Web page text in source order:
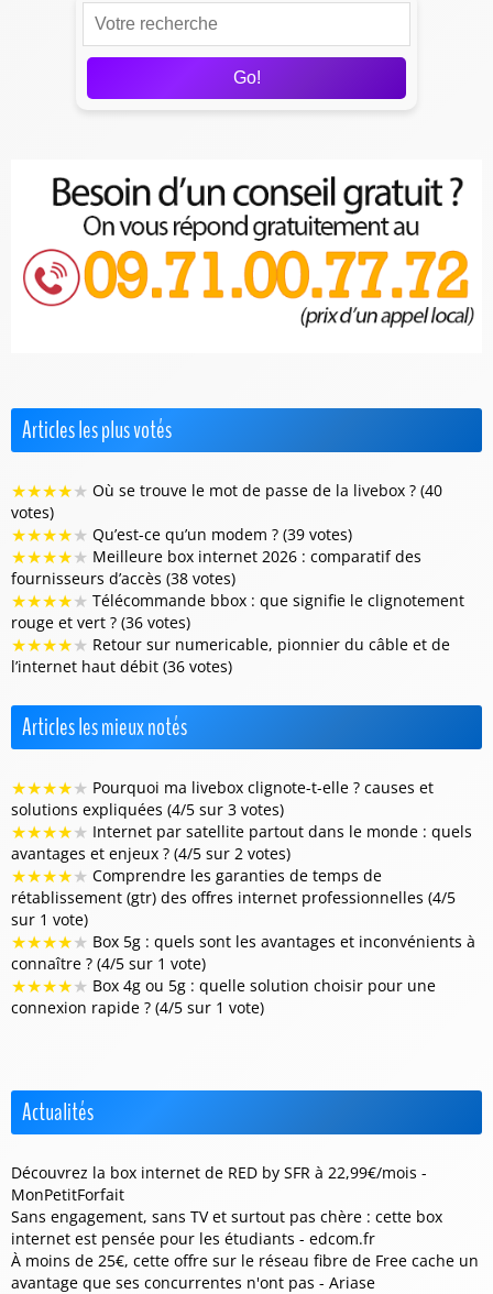
Go!
Articles les plus votés
★★★★★ Où se trouve le mot de passe de la livebox ? (40
votes)
★★★★★ Qu’est-ce qu’un modem ? (39 votes)
★★★★★ Meilleure box internet 2026 : comparatif des
fournisseurs d’accès (38 votes)
★★★★★ Télécommande bbox : que signifie le clignotement
rouge et vert ? (36 votes)
★★★★★ Retour sur numericable, pionnier du câble et de
l’internet haut débit (36 votes)
Articles les mieux notés
★★★★★ Pourquoi ma livebox clignote-t-elle ? causes et
solutions expliquées (4/5 sur 3 votes)
★★★★★ Internet par satellite partout dans le monde : quels
avantages et enjeux ? (4/5 sur 2 votes)
★★★★★ Comprendre les garanties de temps de
rétablissement (gtr) des offres internet professionnelles (4/5
sur 1 vote)
★★★★★ Box 5g : quels sont les avantages et inconvénients à
connaître ? (4/5 sur 1 vote)
★★★★★ Box 4g ou 5g : quelle solution choisir pour une
connexion rapide ? (4/5 sur 1 vote)
Actualités
Découvrez la box internet de RED by SFR à 22,99€/mois -
MonPetitForfait
Sans engagement, sans TV et surtout pas chère : cette box
internet est pensée pour les étudiants - edcom.fr
À moins de 25€, cette offre sur le réseau fibre de Free cache un
avantage que ses concurrentes n'ont pas - Ariase